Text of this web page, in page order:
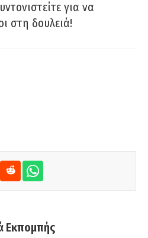
για να
στη δουλειά!
Εκπομπής